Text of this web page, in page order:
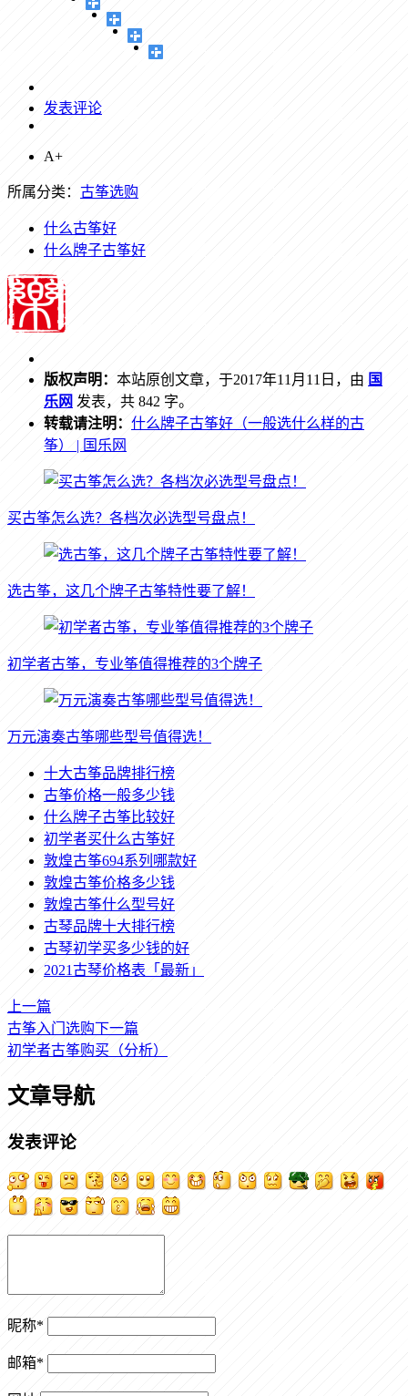
发表评论
A+
所属分类： 古筝选购
什么古筝好
什么牌子古筝好
版权声明： 本站原创文章，于2017年11月11日，由 国
乐网 发表，共 842 字。
转载请注明： 什么牌子古筝好（一般选什么样的古
筝） | 国乐网
买古筝怎么选？各档次必选型号盘点！
选古筝，这几个牌子古筝特性要了解！
初学者古筝，专业筝值得推荐的3个牌子
万元演奏古筝哪些型号值得选！
十大古筝品牌排行榜
古筝价格一般多少钱
什么牌子古筝比较好
初学者买什么古筝好
敦煌古筝694系列哪款好
敦煌古筝价格多少钱
敦煌古筝什么型号好
古琴品牌十大排行榜
古琴初学买多少钱的好
2021古琴价格表「最新」
上一篇
古筝入门选购下一篇
初学者古筝购买（分析）
文章导航
发表评论
昵称*
邮箱*